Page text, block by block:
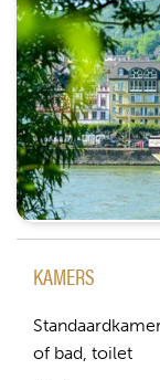
KAMERS
of bad, toilet